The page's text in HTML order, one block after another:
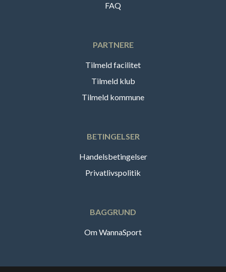
FAQ
PARTNERE
Tilmeld facilitet
Tilmeld klub
Tilmeld kommune
BETINGELSER
Handelsbetingelser
Privatlivspolitik
BAGGRUND
Om WannaSport